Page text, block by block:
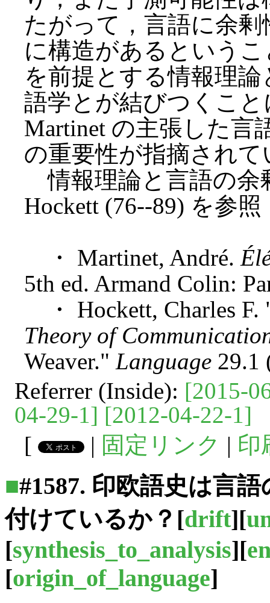
たがって，言語に余
に構造があるという
を前提とする情報理
語学とが結びつくこ
Martinet の主張した言
の重要性が指摘されて
情報理論と言語の余
Hockett (76--89) を参照
・ Martinet, André.
5th ed. Armand Colin:
・ Hockett, Charles
Theory of
Weaver." Language 29.1
Referrer (Inside): [2015-
04-29-1] [2012-04-22-1]
[
| 固定リンク | 印
■#1587. 印欧語史は言
付けているか？ [drift][
[synthesis_to_analysis][
[origin_of_language]